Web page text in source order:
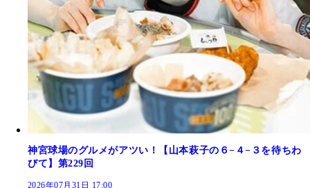
神宮球場のグルメがアツい！【山本萩子の６−４−３を待ちわ
びて】第229回
2026年07月31日 17:00